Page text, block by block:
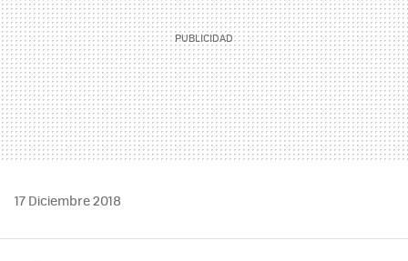
17 Diciembre 2018